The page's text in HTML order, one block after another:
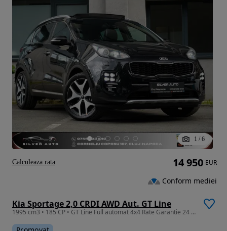
1 / 6
Kia Sportage 2,0 CRDI AWD Aut. GT Line
1995 cm3 • 185 CP • GT Line Full automat 4x4 Rate Garantie 24 luni Finantare
14 950 EUR
Conform mediei
Calculeaza rata